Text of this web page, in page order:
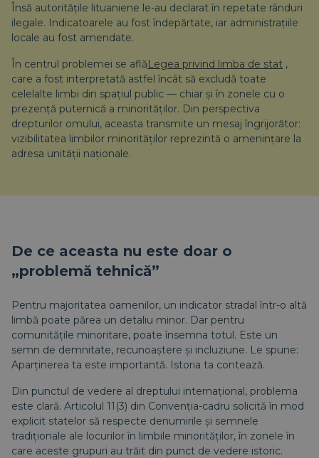
Însă autoritățile lituaniene le-au declarat în repetate rânduri
ilegale. Indicatoarele au fost îndepărtate, iar administrațiile
locale au fost amendate.
În centrul problemei se aflăLegea privind limba de stat ,
care a fost interpretată astfel încât să excludă toate
celelalte limbi din spațiul public — chiar și în zonele cu o
prezență puternică a minorităților. Din perspectiva
drepturilor omului, aceasta transmite un mesaj îngrijorător:
vizibilitatea limbilor minorităților reprezintă o amenințare la
adresa unității naționale.
De ce aceasta nu este doar o
„problemă tehnică”
Pentru majoritatea oamenilor, un indicator stradal într-o altă
limbă poate părea un detaliu minor. Dar pentru
comunitățile minoritare, poate însemna totul. Este un
semn de demnitate, recunoaștere și incluziune. Le spune:
Aparținerea ta este importantă. Istoria ta contează.
Din punctul de vedere al dreptului internațional, problema
este clară. Articolul 11(3) din Convenția-cadru solicită în mod
explicit statelor să respecte denumirile și semnele
tradiționale ale locurilor în limbile minorităților, în zonele în
care aceste grupuri au trăit din punct de vedere istoric.